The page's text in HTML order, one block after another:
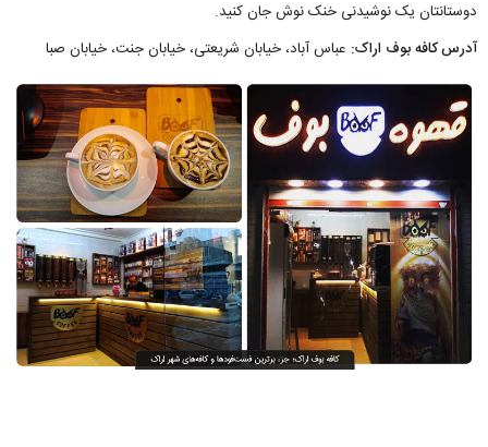
دوستانتان یک نوشیدنی خنک نوش جان کنید.
آدرس کافه بوف اراک: عباس آباد، خیابان شریعتی، خیابان جنت، خیابان صبا